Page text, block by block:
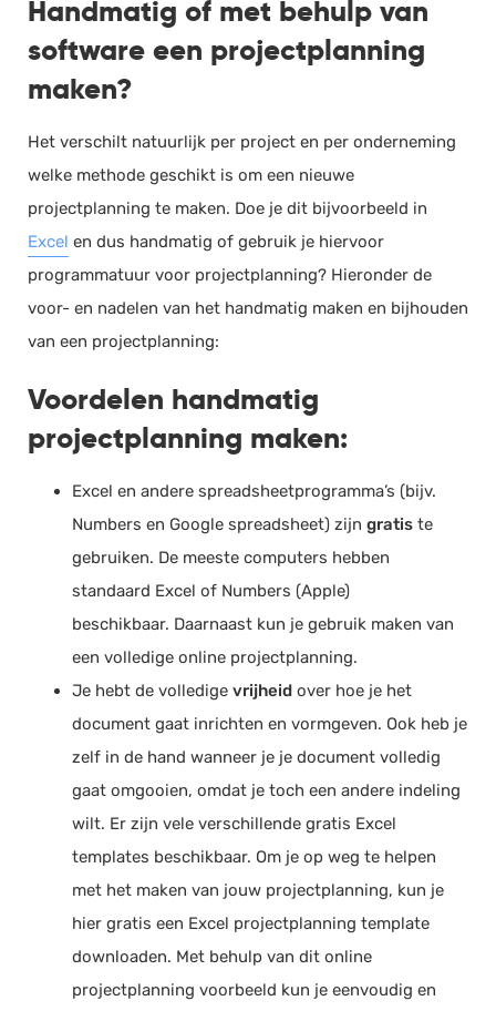
Handmatig of met behulp van
software een projectplanning
maken?
Het verschilt natuurlijk per project en per onderneming
welke methode geschikt is om een nieuwe
projectplanning te maken. Doe je dit bijvoorbeeld in
Excel en dus handmatig of gebruik je hiervoor
programmatuur voor projectplanning? Hieronder de
voor- en nadelen van het handmatig maken en bijhouden
van een projectplanning:
Voordelen handmatig
projectplanning maken:
Excel en andere spreadsheetprogramma’s (bijv.
Numbers en Google spreadsheet) zijn gratis te
gebruiken. De meeste computers hebben
standaard Excel of Numbers (Apple)
beschikbaar. Daarnaast kun je gebruik maken van
een volledige online projectplanning.
Je hebt de volledige vrijheid over hoe je het
document gaat inrichten en vormgeven. Ook heb je
zelf in de hand wanneer je je document volledig
gaat omgooien, omdat je toch een andere indeling
wilt. Er zijn vele verschillende gratis Excel
templates beschikbaar. Om je op weg te helpen
met het maken van jouw projectplanning, kun je
hier gratis een Excel projectplanning template
downloaden. Met behulp van dit online
projectplanning voorbeeld kun je eenvoudig en